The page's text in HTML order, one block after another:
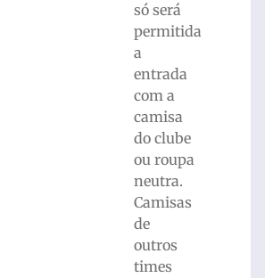
só será
permitida
a
entrada
com a
camisa
do clube
ou roupa
neutra.
Camisas
de
outros
times